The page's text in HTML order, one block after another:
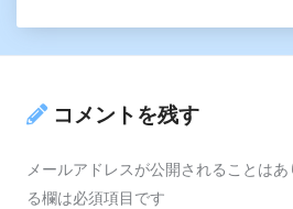
コメントを残す
メールアドレスが公開されることはあ
る欄は必須項目です